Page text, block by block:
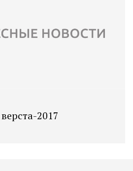
2017